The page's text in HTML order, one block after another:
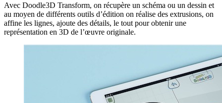
Avec Doodle3D Transform, on récupère un schéma ou un dessin et
au moyen de différents outils d’édition on réalise des extrusions, on
affine les lignes, ajoute des détails, le tout pour obtenir une
représentation en 3D de l’œuvre originale.